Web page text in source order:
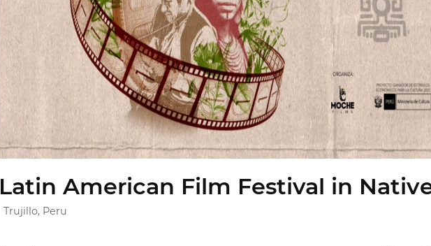
Latin American Film Festival in
Trujillo, Peru